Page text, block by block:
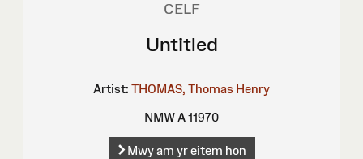
CELF
Untitled
Artist: THOMAS, Thomas Henry
NMW A 11970
Mwy am yr eitem hon